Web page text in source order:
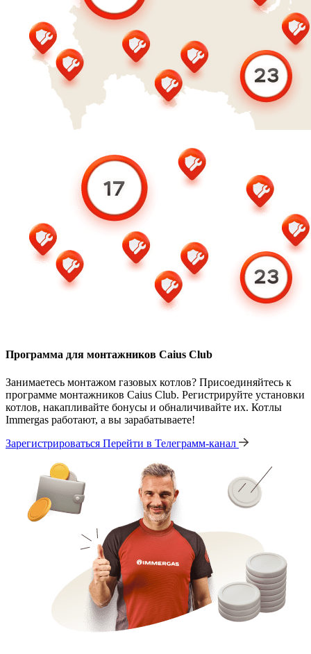
Программа для монтажников Caius Club
Занимаетесь монтажом газовых котлов? Присоединяйтесь к
программе монтажников Caius Club. Регистрируйте установки
котлов, накапливайте бонусы и обналичивайте их. Котлы
Immergas работают, а вы зарабатываете!
Зарегистрироваться Перейти в Телеграмм-канал